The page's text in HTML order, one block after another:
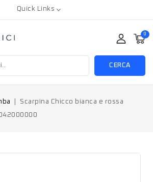
Quick Links
0
CERCA
Scarpina Chicco bianca e rossa